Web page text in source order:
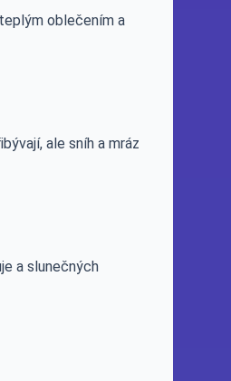
oblečením a
ale sníh a mráz
a slunečných